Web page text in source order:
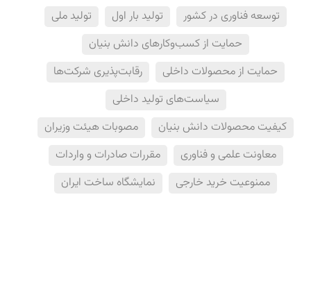
توسعه فناوری در کشور
تولید بار اول
تولید ملی
حمایت از کسب‌وکارهای دانش بنیان
حمایت از محصولات داخلی
رقابت‌پذیری شرکت‌ها
سیاست‌های تولید داخلی
کیفیت محصولات دانش بنیان
مصوبات هیئت وزیران
معاونت علمی و فناوری
مقررات صادرات و واردات
ممنوعیت خرید خارجی
نمایشگاه ساخت ایران